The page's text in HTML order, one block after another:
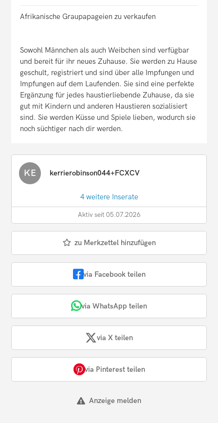
Afrikanische Graupapageien zu verkaufen
Sowohl Männchen als auch Weibchen sind verfügbar
und bereit für ihr neues Zuhause. Sie werden zu Hause
geschult, registriert und sind über alle Impfungen und
Impfungen auf dem Laufenden. Sie sind eine perfekte
Ergänzung für jedes haustierliebende Zuhause, da sie
gut mit Kindern und anderen Haustieren sozialisiert
sind. Sie werden Küsse und Spiele lieben, wodurch sie
noch süchtiger nach dir werden.
KE kerrierobinson044+FCXCV
4 weitere Inserate
Aktiv seit 05.07.2026
zu Merkzettel hinzufügen
via Facebook teilen
via WhatsApp teilen
via X teilen
via Pinterest teilen
Anzeige melden